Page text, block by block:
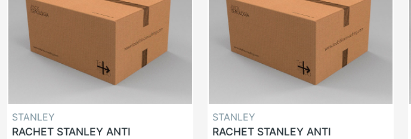
STANLEY
RACHET STANLEY ANTI
STANLEY
RACHET STANLEY ANTI